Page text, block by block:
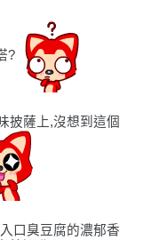
?
披薩上,沒想到這個
口臭豆腐的濃郁香